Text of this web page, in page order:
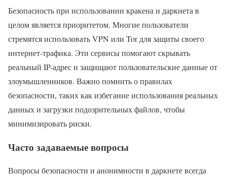
Безопасность при использовании кракена и даркнета в
целом является приоритетом. Многие пользователи
стремятся использовать VPN или Tor для защиты своего
интернет-трафика. Эти сервисы помогают скрывать
реальный IP-адрес и защищают пользовательские данные от
злоумышленников. Важно помнить о правилах
безопасности, таких как избегание использования реальных
данных и загрузки подозрительных файлов, чтобы
минимизировать риски.
Часто задаваемые вопросы
Вопросы безопасности и анонимности в даркнете всегда